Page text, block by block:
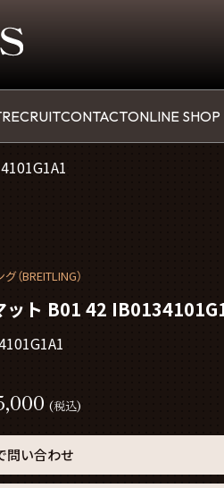
RECRUITCONTACTONLINE SHOP
（BREITLING）
ット B01 42
(税込)
問い合わせ